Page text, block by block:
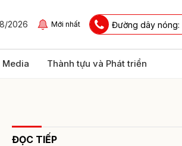
2026 Mới nhất Đường dây nóng:
Media Thành tựu và Phát triển
ĐỌC TIẾP